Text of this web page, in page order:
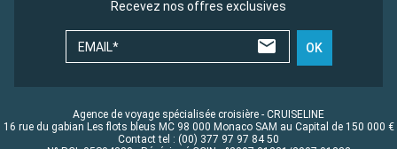
Recevez nos offres exclusives
EMAIL* OK
Agence de voyage spécialisée croisière - CRUISELINE
16 rue du gabian Les flots bleus MC 98 000 Monaco SAM au Capital de 150 000 €
Contact tel : (00) 377 97 97 84 50